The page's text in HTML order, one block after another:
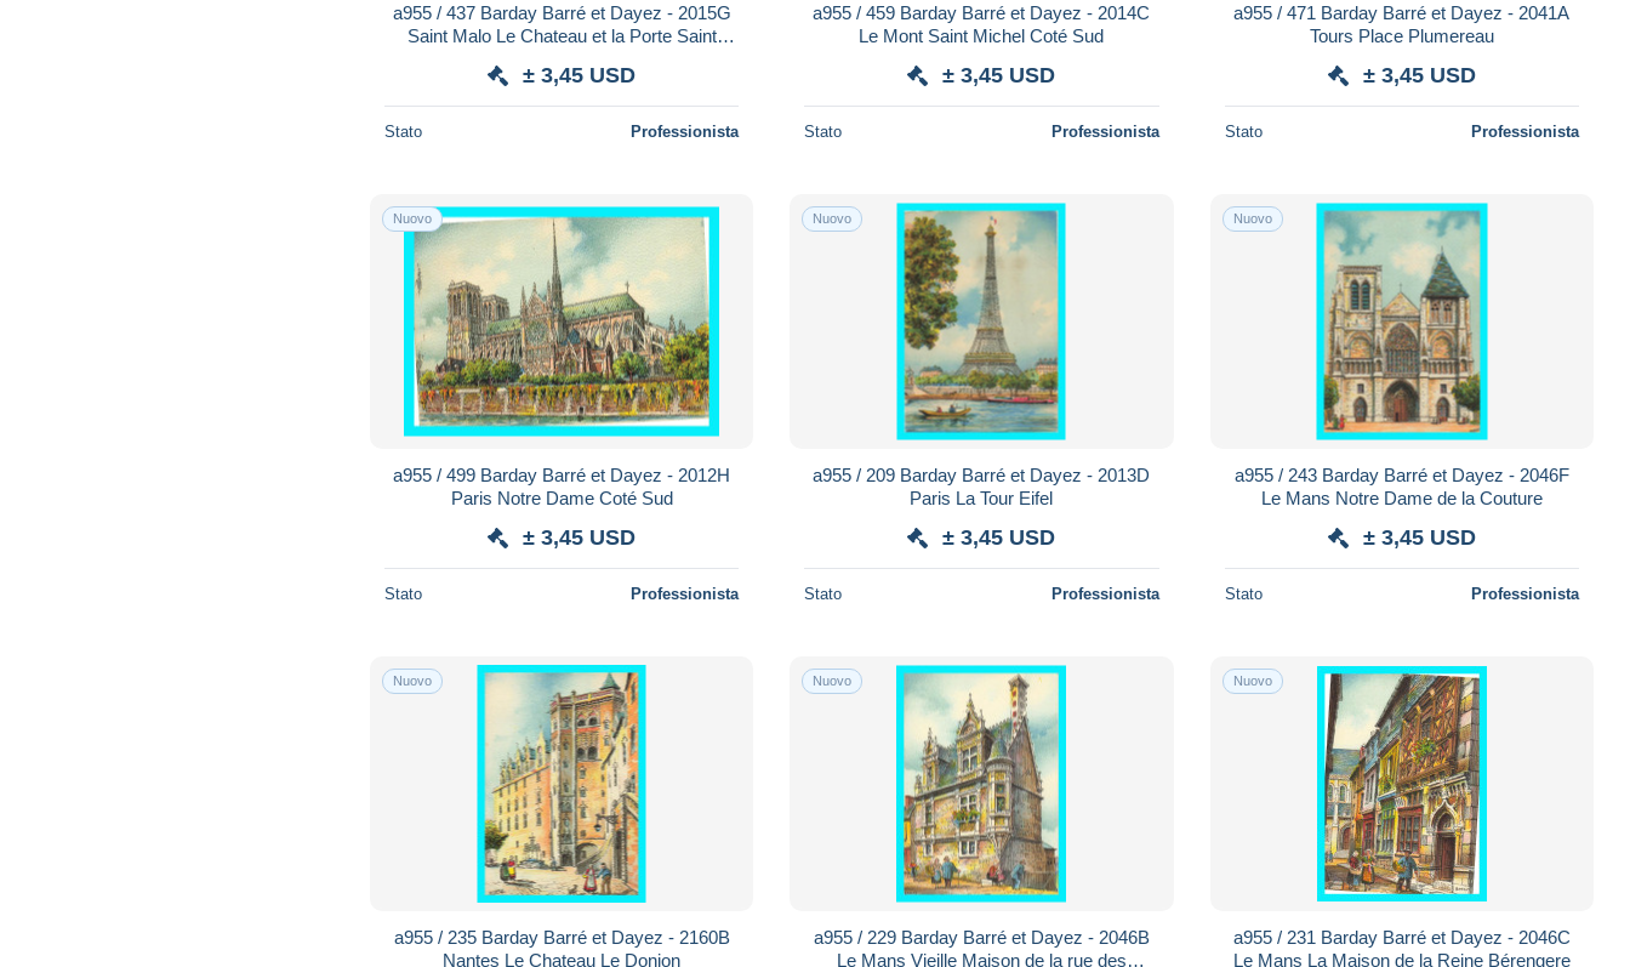
a955 / 437 Barday Barré et Dayez - 2015G
Saint Malo Le Chateau et la Porte Saint
± 3,45 USD
Stato Professionista
a955 / 459 Barday Barré et Dayez - 2014C
Le Mont Saint Michel Coté Sud
± 3,45 USD
Stato Professionista
a955 / 471 Barday Barré et Dayez - 2041A
Tours Place Plumereau
± 3,45 USD
Stato Professionista
Nuovo
a955 / 499 Barday Barré et Dayez - 2012H
Paris Notre Dame Coté Sud
± 3,45 USD
Stato Professionista
Nuovo
a955 / 209 Barday Barré et Dayez - 2013D
Paris La Tour Eifel
± 3,45 USD
Stato Professionista
Nuovo
a955 / 243 Barday Barré et Dayez - 2046F
Le Mans Notre Dame de la Couture
± 3,45 USD
Stato Professionista
Nuovo
a955 / 235 Barday Barré et Dayez - 2160B
Nantes Le Chateau Le Donjon
Nuovo
a955 / 229 Barday Barré et Dayez - 2046B
Le Mans Vieille Maison de la rue des
Nuovo
a955 / 231 Barday Barré et Dayez - 2046C
Le Mans La Maison de la Reine Bérengere